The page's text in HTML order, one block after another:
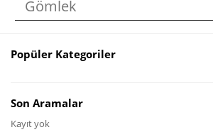
Karşılaştır
Gelince Haber Ver
Popüler Kategoriler
Son Aramalar
Kayıt yok